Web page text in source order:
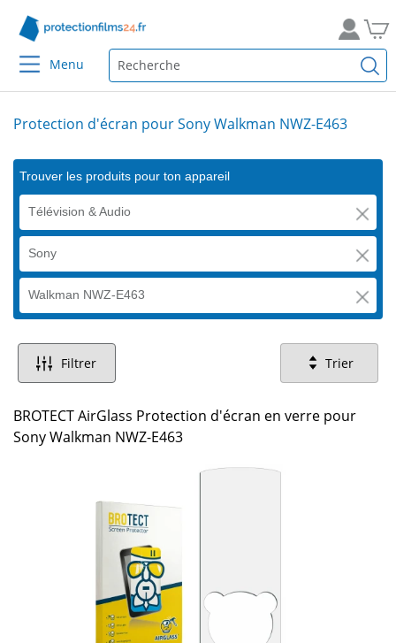
Menu
Protection d'écran pour Sony Walkman NWZ-E463
Trouver les produits pour ton appareil
Télévision & Audio
Sony
Walkman NWZ-E463
Filtrer Trier
BROTECT AirGlass Protection d'écran en verre pour
Sony Walkman NWZ-E463